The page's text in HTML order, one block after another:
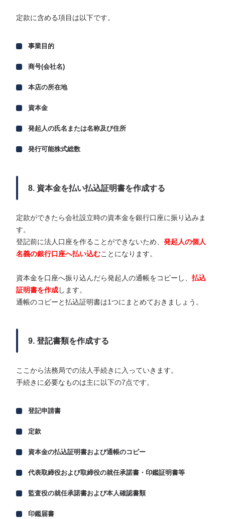
定款に含める項目は以下です。
事業目的
商号(会社名)
本店の所在地
資本金
発起人の氏名または名称及び住所
発行可能株式総数
8. 資本金を払い払込証明書を作成する
定款ができたら会社設立時の資本金を銀行口座に振り込みま
す。
登記前に法人口座を作ることができないため、 発起人の個人
名義の銀行口座へ払い込むことになります。
資本金を口座へ振り込んだら発起人の通帳をコピーし、 払込
証明書を作成 します。
通帳のコピーと払込証明書は1つにまとめておきましょう。
9. 登記書類を作成する
ここから法務局での法人手続きに入っていきます。
手続きに必要なものは主に以下の7点です。
登記申請書
定款
資本金の払込証明書および通帳のコピー
代表取締役および取締役の就任承諾書・印鑑証明書等
監査役の就任承諾書および本人確認書類
印鑑届書